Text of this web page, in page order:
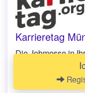
Karrieretag
Die Jobmesse in
Lilienthalallee